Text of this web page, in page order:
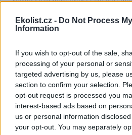
Ekolist.cz - Do Not Process
Information
If you wish to opt-out of the sale,
processing of your personal or
targeted advertising by us, please
section to confirm your selection.
opt-out request is processed you
interest-based ads based on
us or personal information
your opt-out. You may separately
opomnělo asi 60 procent plátců,
náklady. Správcem poplatku,
roce z paušálu 250 korun a dalších
ustanoven brněnský magistrát. Z
vybírá poplatek za odpad pouze
Jundrově.